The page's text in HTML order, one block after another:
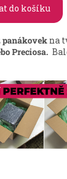
do košíku
panákovek na
Preciosa.